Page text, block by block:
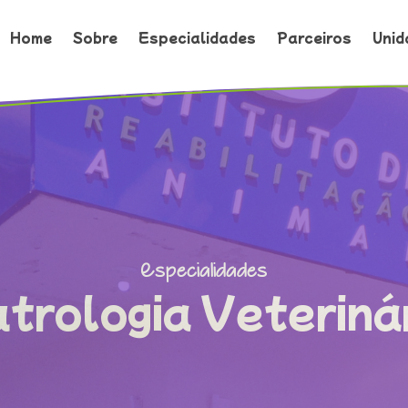
Home Sobre Especialidades Parceiros
Home Sobre Especialidades Parceiros
Especialidades